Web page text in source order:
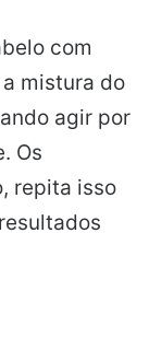
com
mistura do
agir por
Os
repita isso